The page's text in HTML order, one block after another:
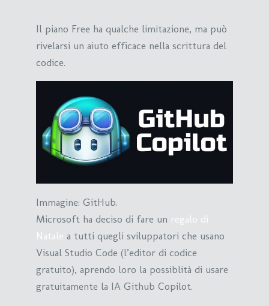
Il piano Free ha qualche limitazione, ma può
rivelarsi un aiuto efficace nella scrittura del
codice.
Immagine: GitHub.
Microsoft ha deciso di fare un regalo di
Natale a tutti quegli sviluppatori che usano
Visual Studio Code (l’editor di codice
gratuito), aprendo loro la possiblità di usare
gratuitamente la IA Github Copilot.